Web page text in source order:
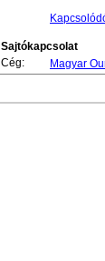
Sajtókapcsolat
Cég:
Magyar